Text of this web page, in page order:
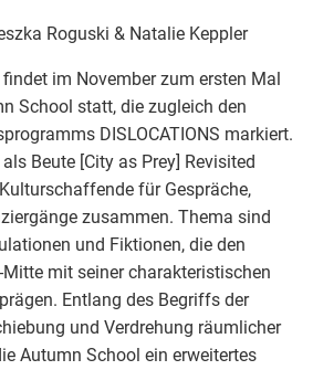
Roguski & Natalie Keppler
im November zum ersten Mal
School statt, die zugleich den
DISLOCATIONS markiert.
Beute [City as Prey] Revisited
für Gespräche,
zusammen. Thema sind
und Fiktionen, die den
mit seiner charakteristischen
Entlang des Begriffs der
und Verdrehung räumlicher
Autumn School ein erweitertes